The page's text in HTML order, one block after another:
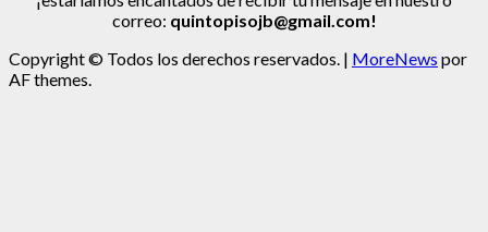
correo: quintopisojb@gmail.com!
Copyright © Todos los derechos reservados. | MoreNews por
AF themes.